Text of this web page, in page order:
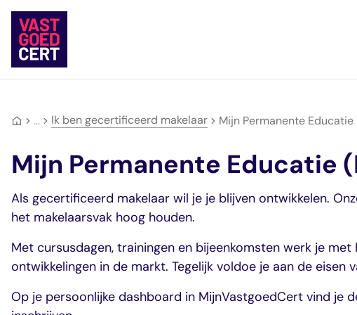
Skip
content
Ik ben
makelaar
Ik wil makelaar
worden
Ik zoek een
makelaar
Zoek in de website
Over Ons
Terug
Mijn
Jouw doorstroomroute
naar een volgend
Mijn
VastgoedCert
Jouw persoonlijke
Terug
Makelaar
Makelaar
Wonen
Register-
Makelaar
Bedrijfsmatig
vastgoed
Register-
Terug
Ik wil me
Jouw inschrijving als
gecertificeerd
Ik zoek een
opleiding
Jouw route naar
Terug
Vrijstellingen
Terug
opleidingsroute
Makelaar
Kandidaat-
RM Wonen
RM
Bedrijfsmatig
vastgoed
Terug
geregistreerde
Vragen en
antwoorden
… Ik ben gecertificeerd makelaar Mijn Permanente Educatie
Mijn Permanente Educatie
Als gecertificeerd makelaar wil je je blijven ontwikkelen.
het makelaarsvak hoog houden.
Met cursusdagen, trainingen en bijeenkomsten werk je
ontwikkelingen in de markt. Tegelijk voldoe je aan de eisen
Op je persoonlijke dashboard in MijnVastgoedCert vind je